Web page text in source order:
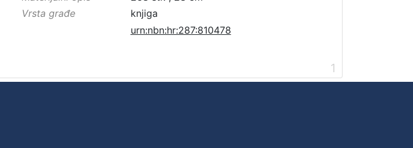
Vrsta građe
knjiga
urn:nbn:hr:287:810478
1